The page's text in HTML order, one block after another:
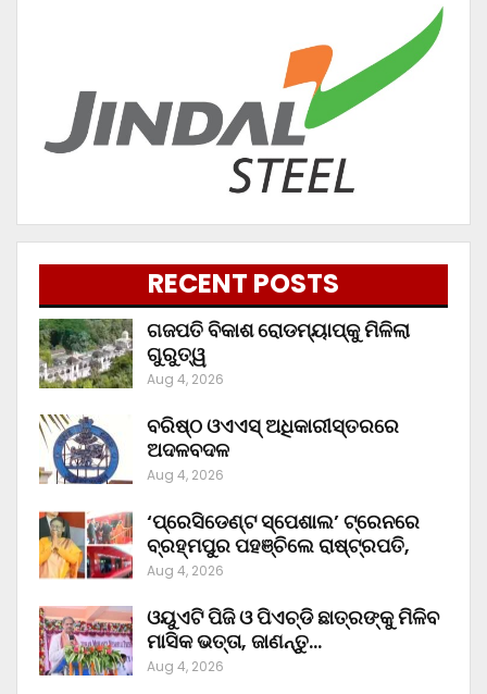
RECENT POSTS
ଗଜପତି ବିକାଶ ରୋଡମ୍ୟାପ୍‌କୁ ମିଳିଲା
ଗୁରୁତ୍ୱ
Aug 4, 2026
ବରିଷ୍ଠ ଓଏଏସ୍‌ ଅଧିକାରୀସ୍ତରରେ
ଅଦଳବଦଳ
Aug 4, 2026
‘ପ୍ରେସିଡେଣ୍ଟ ସ୍ପେଶାଲ’ ଟ୍ରେନରେ
ବ୍ରହ୍ମପୁର ପହଞ୍ଚିଲେ ରାଷ୍ଟ୍ରପତି,
Aug 4, 2026
ଓୟୁଏଟି ପିଜି ଓ ପିଏଚ୍‌ଡି ଛାତ୍ରଙ୍କୁ ମିଳିବ
ମାସିକ ଭତ୍ତା, ଜାଣନ୍ତୁ…
Aug 4, 2026